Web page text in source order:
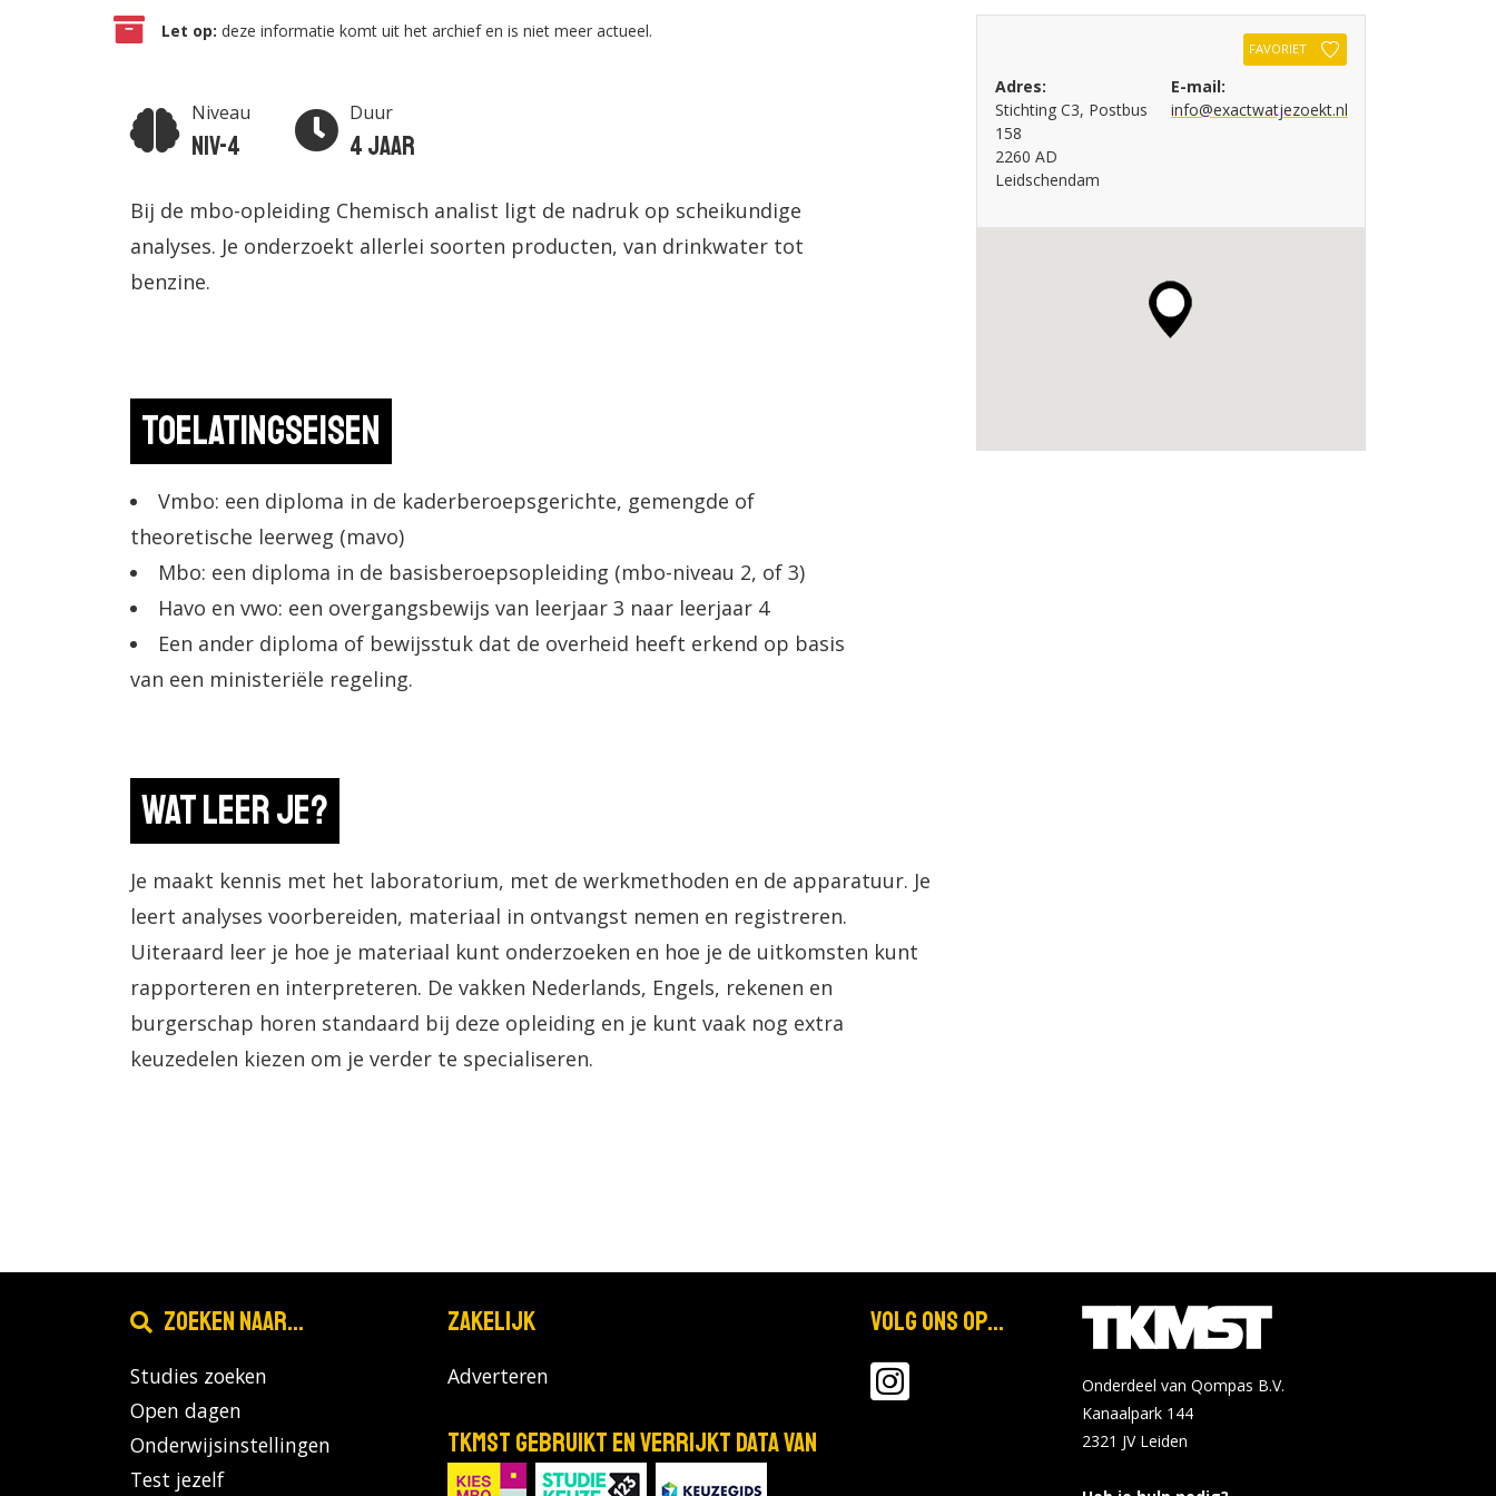
Let op: deze informatie komt uit het archief en is niet meer actueel.
Niveau
Niv-4
Duur
4 jaar
Bij de mbo-opleiding Chemisch analist ligt de nadruk op scheikundige
analyses. Je onderzoekt allerlei soorten producten, van drinkwater tot
benzine.
Toelatingseisen
Vmbo: een diploma in de kaderberoepsgerichte, gemengde of
theoretische leerweg (mavo)
Mbo: een diploma in de basisberoepsopleiding (mbo-niveau 2, of 3)
Havo en vwo: een overgangsbewijs van leerjaar 3 naar leerjaar 4
Een ander diploma of bewijsstuk dat de overheid heeft erkend op basis
van een ministeriële regeling.
Wat leer je?
Je maakt kennis met het laboratorium, met de werkmethoden en de apparatuur. Je
leert analyses voorbereiden, materiaal in ontvangst nemen en registreren.
Uiteraard leer je hoe je materiaal kunt onderzoeken en hoe je de uitkomsten kunt
rapporteren en interpreteren. De vakken Nederlands, Engels, rekenen en
burgerschap horen standaard bij deze opleiding en je kunt vaak nog extra
keuzedelen kiezen om je verder te specialiseren.
FAVORIET
Adres:
Stichting C3, Postbus
158
2260 AD
Leidschendam
E-mail:
info@exactwatjezoekt.nl
Zoeken naar...
Studies zoeken
Open dagen
Onderwijsinstellingen
Test jezelf
Zakelijk
Adverteren
TKMST gebruikt en verrijkt data van
Volg ons op...
Onderdeel van Qompas B.V.
Kanaalpark 144
2321 JV Leiden